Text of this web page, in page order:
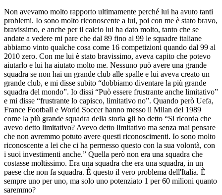
Non avevamo molto rapporto ultimamente perché lui ha avuto tanti
problemi. Io sono molto riconoscente a lui, poi con me è stato bravo,
bravissimo, e anche per il calcio lui ha dato molto, tanto che se
andate a vedere mi pare che dal 89 fino al 99 le squadre italiane
abbiamo vinto qualche cosa come 16 competizioni quando dal 99 al
2010 zero. Con me lui è stato bravissimo, aveva capito che potevo
aiutarlo e lui ha aiutato molto me. Nessuno può avere una grande
squadra se non hai un grande club alle spalle e lui aveva creato un
grande club, e mi disse subito “dobbiamo diventare la più grande
squadra del mondo”. Io dissi “Può essere frustrante anche limitativo”
e mi disse “frustrante lo capisco, limitativo no”. Quando però Uefa,
France Football e World Soccer hanno messo il Milan del 1989
come la più grande squadra della storia gli ho detto “Si ricorda che
avevo detto limitativo? Avevo detto limitativo ma senza mai pensare
che non avremmo potuto avere questi riconoscimenti. Io sono molto
riconoscente a lei che ci ha permesso questo con la sua volontà, con
i suoi investimenti anche.” Quella però non era una squadra che
costasse moltissimo. Era una squadra che era una squadra, in un
paese che non fa squadra. È questo il vero problema dell'Italia. È
sempre uno per uno, ma solo uno potenziato 1 per 60 milioni quanto
saremmo?